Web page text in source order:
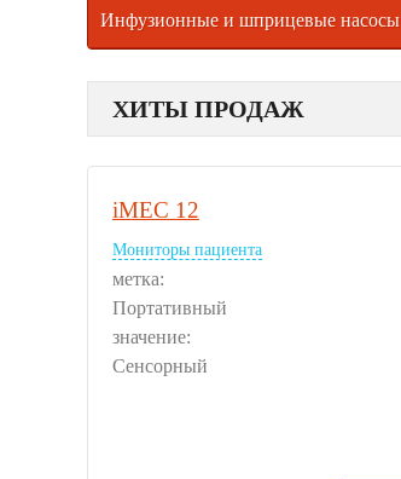
Инфузионные и шприцевые насосы
ХИТЫ ПРОДАЖ
iMEC 12
Мониторы пациента
метка:
Портативный
значение:
Сенсорный